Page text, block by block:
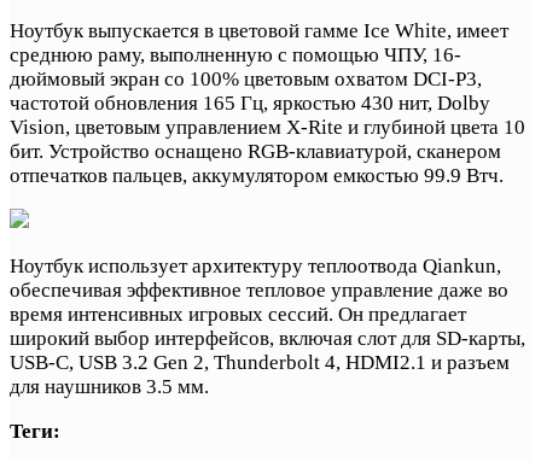
Ноутбук выпускается в цветовой гамме Ice White, имеет
среднюю раму, выполненную с помощью ЧПУ, 16-
дюймовый экран со 100% цветовым охватом DCI-P3,
частотой обновления 165 Гц, яркостью 430 нит, Dolby
Vision, цветовым управлением X-Rite и глубиной цвета 10
бит. Устройство оснащено RGB-клавиатурой, сканером
отпечатков пальцев, аккумулятором емкостью 99.9 Втч.
Ноутбук использует архитектуру теплоотвода Qiankun,
обеспечивая эффективное тепловое управление даже во
время интенсивных игровых сессий. Он предлагает
широкий выбор интерфейсов, включая слот для SD-карты,
USB-C, USB 3.2 Gen 2, Thunderbolt 4, HDMI2.1 и разъем
для наушников 3.5 мм.
Теги: